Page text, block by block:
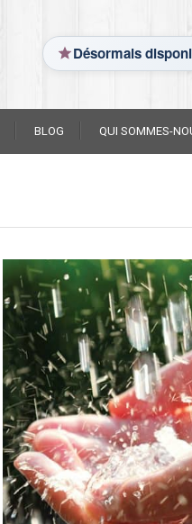
Désormais
BLOG QUI SOMMES-